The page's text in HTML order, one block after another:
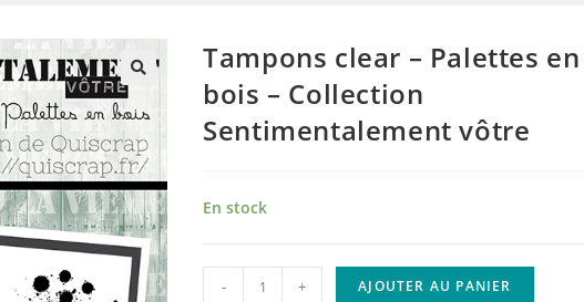
Tampons clear – Palettes en
bois – Collection
Sentimentalement vôtre
En stock
quantité
- + AJOUTER AU PANIER